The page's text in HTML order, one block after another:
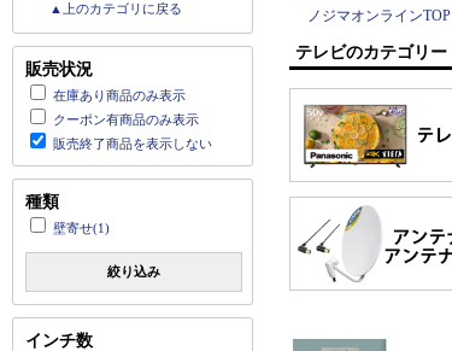
▲上のカテゴリに戻る
販売状況
在庫あり商品のみ表示
クーポン有商品のみ表示
販売終了商品を表示しない
種類
壁寄せ(1)
絞り込み
インチ数
ノジマオンラインTOP
テレビのカテゴリー